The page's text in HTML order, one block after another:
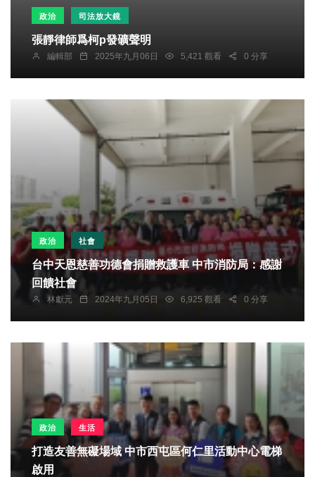
政治 司法放大鏡
張靜律師爲柯p發礦聲明
編輯部 2025年九月06日 5,421 觀看 0 分享
政治 社會
台中天恩慈善功德會捐贈救護車 中市消防局：感謝
回饋社會
林獻元 2024年九月05日 6,925 觀看 0 分享
政治 生活
打造友善無礙場域 中市西屯區何仁里活動中心電梯
啟用